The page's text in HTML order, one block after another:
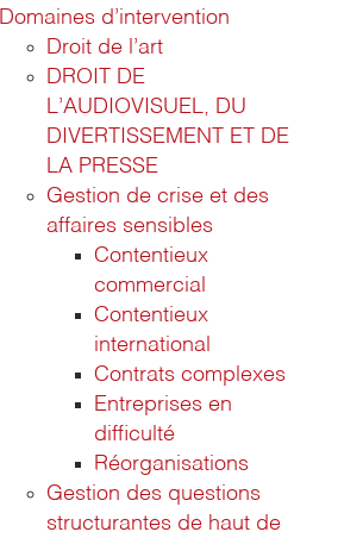
Domaines d’intervention
Droit de l’art
DROIT DE
L’AUDIOVISUEL, DU
DIVERTISSEMENT ET DE
LA PRESSE
Gestion de crise et des
affaires sensibles
Contentieux
commercial
Contentieux
international
Contrats complexes
Entreprises en
difficulté
Réorganisations
Gestion des questions
structurantes de haut de